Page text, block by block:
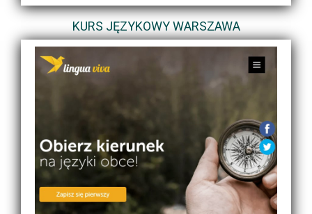
KURS JĘZYKOWY WARSZAWA